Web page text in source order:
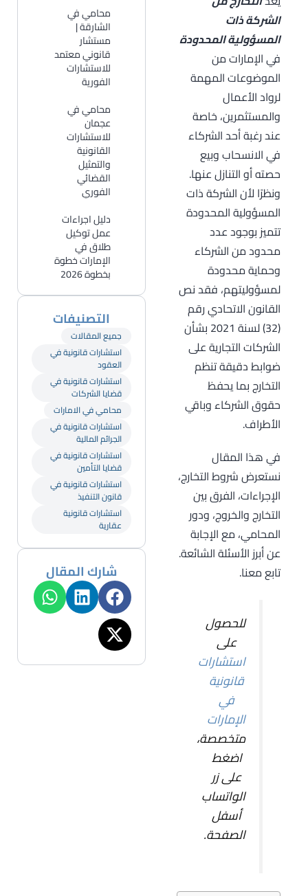
الشركة ذات
المسؤولية المحدودة
في الإمارات من
الموضوعات المهمة
لرواد الأعمال
والمستثمرين، خاصة
عند رغبة أحد الشركاء
في الانسحاب وبيع
حصته أو التنازل عنها.
ونظرًا لأن الشركة ذات
المسؤولية المحدودة
تتميز بوجود عدد
محدود من الشركاء
وحماية محدودة
لمسؤوليتهم، فقد نص
القانون الاتحادي رقم
(32) لسنة 2021 بشأن
الشركات التجارية على
ضوابط دقيقة تنظم
التخارج بما يحفظ
حقوق الشركاء وباقي
الأطراف.
في هذا المقال
نستعرض شروط التخارج،
الإجراءات، الفرق بين
التخارج والخروج، ودور
المحامي، مع الإجابة
عن أبرز الأسئلة الشائعة.
تابع معنا.
للحصول
على
استشارات
قانونية
في
الإمارات
متخصصة،
اضغط
على زر
الواتساب
أسفل
الصفحة.
محامي في
الشارقة |
مستشار
قانوني معتمد
للاستشارات
الفورية
​محامي في
عجمان
للاستشارات
القانونية
والتمثيل
القضائي
الفوري
دليل اجراءات
عمل توكيل
طلاق في
الإمارات خطوة
بخطوة 2026
التصنيفات
جميع المقالات
استشارات قانونية في
العقود
استشارات قانونية في
قضايا الشركات
محامي في الامارات
استشارات قانونية في
الجرائم المالية
استشارات قانونية في
قضايا التأمين
استشارات قانونية في
قانون التنفيذ
استشارات قانونية
عقارية
شارك المقال